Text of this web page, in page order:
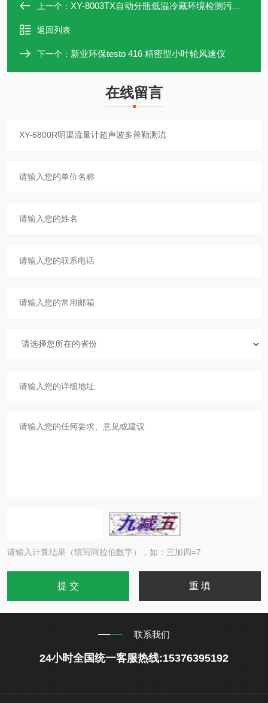
上一个： XY-8003TX自动分瓶低温冷藏环境检测污水等比例采样器
返回列表
下一个： 新业环保testo 416 精密型小叶轮风速仪
在线留言
请输入计算结果（填写阿拉伯数字），如：三加四=7
联系我们
24小时全国统一客服热线:15376395192